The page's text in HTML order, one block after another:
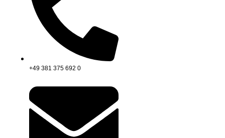
+49 381 375 692 0